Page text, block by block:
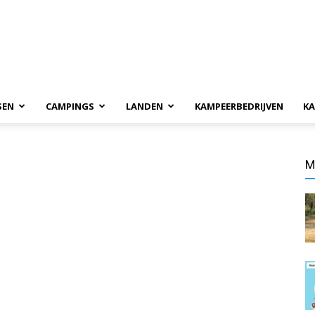
CAMPINGS LANDEN KAMPEERBEDRIJVEN